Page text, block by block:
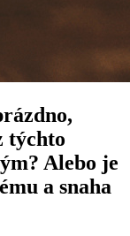
týchto
Alebo je
a snaha